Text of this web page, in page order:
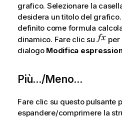
grafico. Selezionare la
desidera un titolo del
definito come formula
dinamico. Fare clic su
per
dialogo Modifica
Più.../Meno...
Fare clic su questo pulsante
espandere/comprimere la